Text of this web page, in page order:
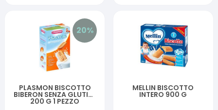
20%
PLASMON BISCOTTO
BIBERON SENZA GLUTINE
200 G 1 PEZZO
MELLIN BISCOTTO
INTERO 900 G